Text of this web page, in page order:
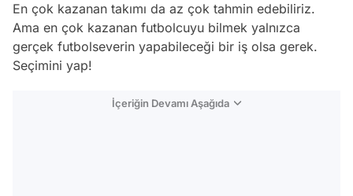
En çok kazanan takımı da az çok tahmin edebiliriz.
Ama en çok kazanan futbolcuyu bilmek yalnızca
gerçek futbolseverin yapabileceği bir iş olsa gerek.
Seçimini yap!
İçeriğin Devamı Aşağıda